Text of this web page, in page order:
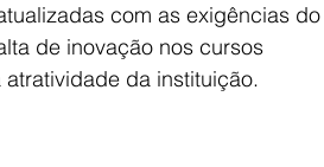
com as exigências do
de inovação nos cursos
da instituição.